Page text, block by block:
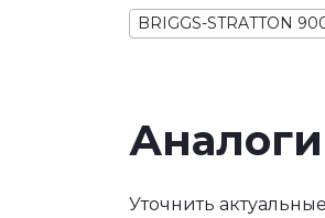
BRIGGS-STRATTON
Аналоги
Уточнить